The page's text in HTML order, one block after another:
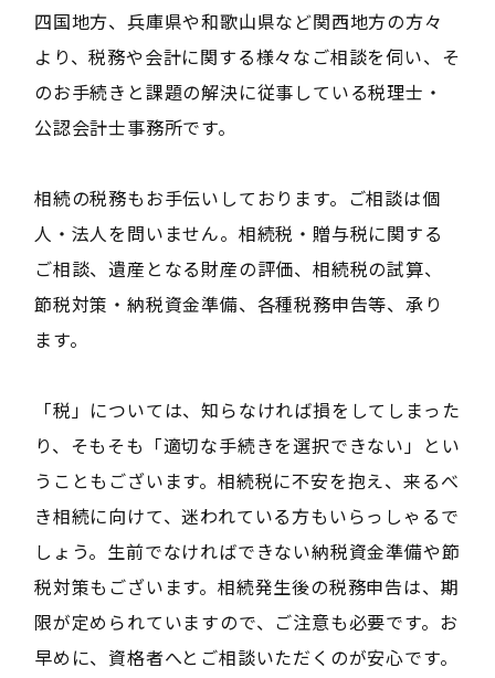
四国地方、兵庫県や和歌山県など関西地方の方々
より、税務や会計に関する様々なご相談を伺い、そ
のお手続きと課題の解決に従事している税理士・
公認会計士事務所です。
相続の税務もお手伝いしております。ご相談は個
人・法人を問いません。相続税・贈与税に関する
ご相談、遺産となる財産の評価、相続税の試算、
節税対策・納税資金準備、各種税務申告等、承り
ます。
「税」については、知らなければ損をしてしまった
り、そもそも「適切な手続きを選択できない」とい
うこともございます。相続税に不安を抱え、来るべ
き相続に向けて、迷われている方もいらっしゃるで
しょう。生前でなければできない納税資金準備や節
税対策もございます。相続発生後の税務申告は、期
限が定められていますので、ご注意も必要です。お
早めに、資格者へとご相談いただくのが安心です。